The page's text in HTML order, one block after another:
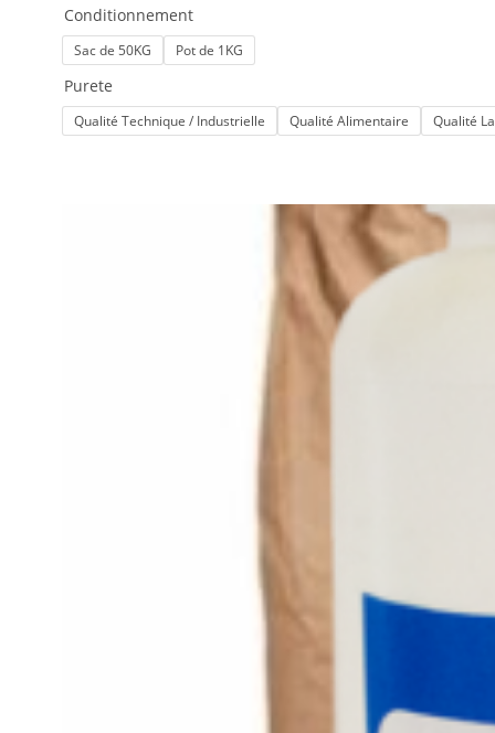
Conditionnement
Sac de 50KG Pot de 1KG
Purete
Qualité Technique / Industrielle Qualité Alimentaire Qualité